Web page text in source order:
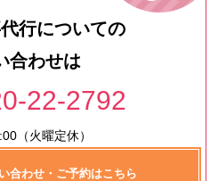
行についての
合わせは
22-2792
（火曜定休）
合わせ・ご予約はこちら